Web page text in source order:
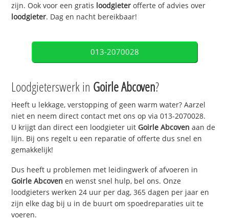
zijn. Ook voor een gratis loodgieter offerte of advies over
loodgieter. Dag en nacht bereikbaar!
013-2070028
Loodgieterswerk in Goirle Abcoven?
Heeft u lekkage, verstopping of geen warm water? Aarzel
niet en neem direct contact met ons op via 013-2070028.
U krijgt dan direct een loodgieter uit Goirle Abcoven aan de
lijn. Bij ons regelt u een reparatie of offerte dus snel en
gemakkelijk!
Dus heeft u problemen met leidingwerk of afvoeren in
Goirle Abcoven en wenst snel hulp, bel ons. Onze
loodgieters werken 24 uur per dag, 365 dagen per jaar en
zijn elke dag bij u in de buurt om spoedreparaties uit te
voeren.